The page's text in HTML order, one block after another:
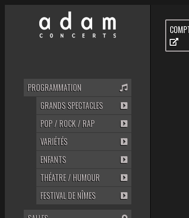
PROGRAMMATION
GRANDS SPECTACLES
POP / ROCK / RAP
VARIÉTÉS
ENFANTS
THÉATRE / HUMOUR
FESTIVAL DE NÎMES